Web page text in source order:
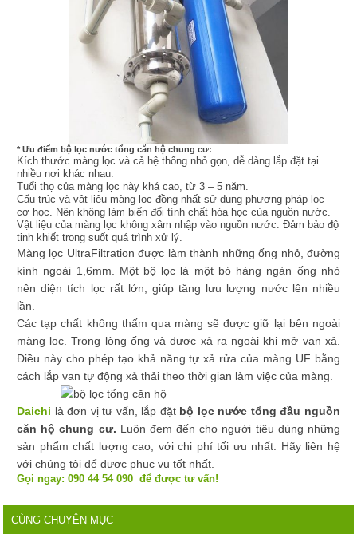
* Ưu điểm bộ lọc nước tổng căn hộ chung cư:
Kích thước màng lọc và cả hệ thống nhỏ gọn, dễ dàng lắp đặt tại
nhiều nơi khác nhau.
Tuổi thọ của màng lọc này khá cao, từ 3 – 5 năm.
Cấu trúc và vật liệu màng lọc đồng nhất sử dụng phương pháp lọc
cơ học. Nên không làm biến đổi tính chất hóa học của nguồn nước.
Vật liệu của màng lọc không xâm nhập vào nguồn nước. Đảm bảo độ
tinh khiết trong suốt quá trình xử lý.
Màng lọc UltraFiltration được làm thành những ống nhỏ, đường
kính ngoài 1,6mm. Một bộ lọc là một bó hàng ngàn ống nhỏ
nên diện tích lọc rất lớn, giúp tăng lưu lượng nước lên nhiều
lần.
Các tạp chất không thấm qua màng sẽ được giữ lại bên ngoài
màng lọc. Trong lòng ống và được xả ra ngoài khi mở van xả.
Điều này cho phép tạo khả năng tự xả rửa của màng UF bằng
cách lắp van tự động xả thải theo thời gian làm việc của màng.
Daichi là đơn vị tư vấn, lắp đặt bộ lọc nước tổng đầu nguồn
căn hộ chung cư. Luôn đem đến cho người tiêu dùng những
sản phẩm chất lượng cao, với chi phí tối ưu nhất. Hãy liên hệ
với chúng tôi để được phục vụ tốt nhất.
Gọi ngay: 090 44 54 090 để được tư vấn!
CÙNG CHUYÊN MỤC